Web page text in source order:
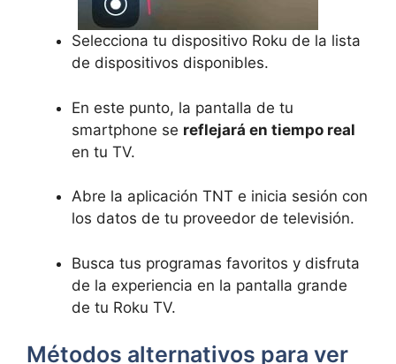
Selecciona tu dispositivo Roku de la lista
de dispositivos disponibles.
En este punto, la pantalla de tu
smartphone se reflejará en tiempo real
en tu TV.
Abre la aplicación TNT e inicia sesión con
los datos de tu proveedor de televisión.
Busca tus programas favoritos y disfruta
de la experiencia en la pantalla grande
de tu Roku TV.
Métodos alternativos para ver